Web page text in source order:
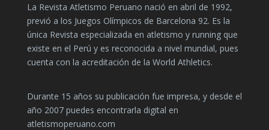
La Revista Atletismo Peruano nació en abril de 1992,
previó a los Juegos Olímpicos de Barcelona 92. Es la
única Revista especializada en atletismo y running que
existe en el Perú y es reconocida a nivel mundial, pues
cuenta con la acreditación de la World Athletics.
Durante 15 años su publicación fue impresa, y desde el
año 2007 puedes encontrarla digital en
atletismoperuano.com